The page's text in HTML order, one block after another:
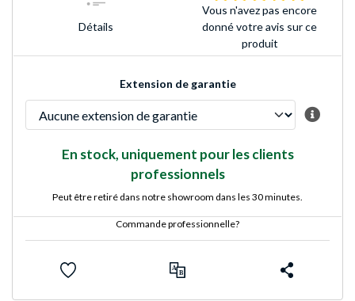
Détails
Vous n'avez pas encore
donné votre avis sur ce
produit
Extension de garantie
En stock, uniquement pour les clients
professionnels
Peut être retiré dans notre showroom dans les 30 minutes.
Commande professionnelle?